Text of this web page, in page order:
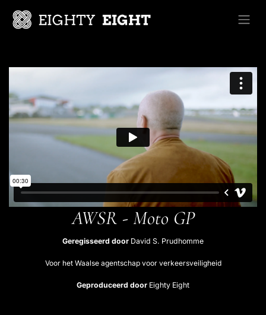
AWSR - Moto GP
Geregisseerd door David S. Prudhomme
Voor het Waalse agentschap voor verkeersveiligheid
Geproduceerd door Eighty Eight